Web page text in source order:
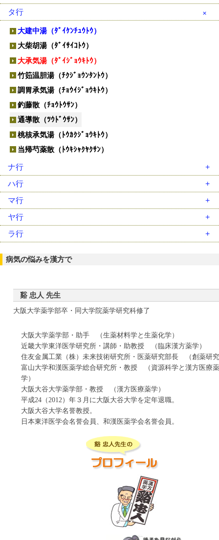
茵蔯蒿湯（ｲﾝﾁﾝｺｳﾄｳ）
温経湯（ｳﾝｹｲﾄｳ）
温清飲（ｳﾝｾｲｲﾝ）
越婢加朮湯（ｴｯﾋﾟｶｼﾞｭﾂﾄｳ）
黄連解毒湯（ｵｳﾚﾝｹﾞﾄﾞｸﾄｳ）
葛根湯（ｶｯｺﾝﾄｳ）
加味逍遙散（ｶﾐｼｮｳﾖｳｻﾝ）
桂枝茯苓丸（ｹｲｼﾌﾞｸﾘｮｳｶﾞﾝ）
柴胡加竜骨牡蛎湯（ｻｲｺｶﾘｭｳｺﾂﾎﾞﾚｲﾄｳ）
柴胡桂枝乾姜湯（ｻｲｺｹｲｼｶﾝｷｮｳﾄｳ）
柴胡桂枝湯（ｻｲｺｹｲｼﾄｳ）
柴胡清肝湯（ｻｲｺｾｲｶﾝﾄｳ）
三黄瀉心湯（ｻﾝｵｳｼｬｼﾝﾄｳ）
滋陰降火湯（ｼﾞｲﾝｺｳｶﾄｳ）
四逆散（ｼｷﾞｬｸｻﾝ）
瀉心湯類（ｼｬｼﾝﾄｳﾙｲ）
十全大補湯（ｼﾞｭｳｾﾞﾝﾀｲﾎﾄｳ）
十味敗毒湯（ｼﾞｭｳﾐﾊｲﾄﾞｸﾄｳ）
小柴胡湯（ｼｮｳｻｲｺﾄｳ）
辛夷清肺湯（ｼﾝｲｾｲﾊｲﾄｳ）
参蘇飲（ｼﾞﾝｿｲﾝ）
清上防風湯（ｾｲｼﾞｮｳﾎﾞｳﾌｳﾄｳ）
清心蓮子飲（ｾｲｼﾝﾚﾝｼｲﾝ）
清肺湯（ｾｲﾊｲﾄｳ）
タ行
大建中湯（ﾀﾞｲｹﾝﾁｭｳﾄｳ）
大柴胡湯（ﾀﾞｲｻｲｺﾄｳ）
大承気湯（ﾀﾞｲｼﾞｮｳｷﾄｳ）
竹筎温胆湯（ﾁｸｼﾞｮｳﾝﾀﾝﾄｳ）
調胃承気湯（ﾁｮｳｲｼﾞｮｳｷﾄｳ）
釣藤散（ﾁｮｳﾄｳｻﾝ）
通導散（ﾂｳﾄﾞｳｻﾝ）
桃核承気湯（ﾄｳｶｸｼﾞｮｳｷﾄｳ）
当帰芍薬散（ﾄｳｷｼｬｸﾔｸｻﾝ）
ナ行
二陳湯（ﾆﾁﾝﾄｳ）
女神散（ﾆｮｼﾝｻﾝ）
人参湯（ﾆﾝｼﾞﾝﾄｳ）
人参養栄湯（ﾆﾝｼﾞﾝﾖｳｴｲﾄｳ）
ハ行
排膿散及湯（ﾊｲﾉｳｻﾝｷｭｳﾄｳ）
麦門冬湯（ﾊﾞｸﾓﾝﾄﾞｳﾄｳ）
八味地黄丸（ﾊﾁﾐｼﾞｵｳｶﾞﾝ）
半夏厚朴湯（ﾊﾝｹﾞｺｳﾎﾞｸﾄｳ）
半夏瀉心湯（ﾊﾝｹﾞｼｬｼﾝﾄｳ）
平胃散（ﾍｲｲｻﾝ）
防風通聖散（ﾎﾞｳﾌｳﾂｳｼｮｳｻﾝ）
マ行
麻黄湯（ﾏｵｳﾄｳ）
麻黄附子細辛湯（ﾏｵｳﾌﾞｼｻｲｼﾝﾄｳ）
ヤ行
抑肝散（ﾖｸｶﾝｻﾝ）
ラ行
立効散（ﾘｯｺｳｻﾝ）
苓姜朮甘湯（ﾘｮｳｷｮｳｼﾞｭﾂｶﾝﾄｳ）
病気の悩みを漢方で
谿 忠人 先生
大阪大学薬学部卒・同大学院薬学研究科修了
大阪大学薬学部・助手 （生薬材料学と生薬化学）
近畿大学東洋医学研究所・講師・助教授 （臨床漢方薬学）
住友金属工業（株）未来技術研究所・医薬研究部長 （創薬研
富山大学和漢医薬学総合研究所・教授 （資源科学と漢方医療薬
学）
大阪大谷大学薬学部・教授 （漢方医療薬学）
平成24（2012）年３月に大阪大谷大学を定年退職。
大阪大谷大学名誉教授。
日本東洋医学会名誉会員、和漢医薬学会名誉会員。